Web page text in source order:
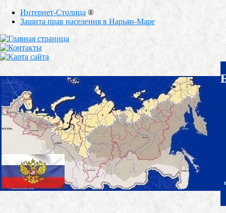
Интернет-Столица ®
Защита прав населения в Нарьян-Маре